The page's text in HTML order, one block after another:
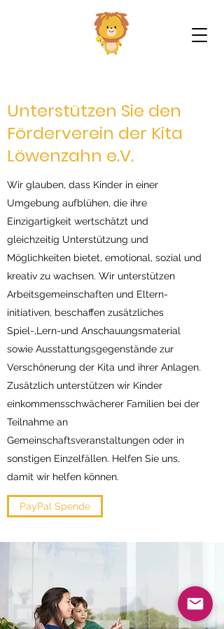
Unterstützen Sie den
Förderverein der Kita
Löwenzahn e.V.
Wir glauben, dass Kinder in einer
Umgebung aufblühen, die ihre
Einzigartigkeit wertschätzt und
gleichzeitig Unterstützung und
Möglichkeiten bietet, emotional, sozial und
kreativ zu wachsen. Wir unterstützen
Arbeitsgemeinschaften und Eltern-
initiativen, beschaffen zusätzliches
Spiel-,Lern-und Anschauungsmaterial
sowie Ausstattungsgegenstände zur
Verschönerung der Kita und ihrer Anlagen.
Zusätzlich unterstützen wir Kinder
einkommensschwächerer Familien bei der
Teilnahme an
Gemeinschaftsveranstaltungen oder in
sonstigen Einzelfällen. Helfen Sie uns,
damit wir helfen können.
PayPal Spende